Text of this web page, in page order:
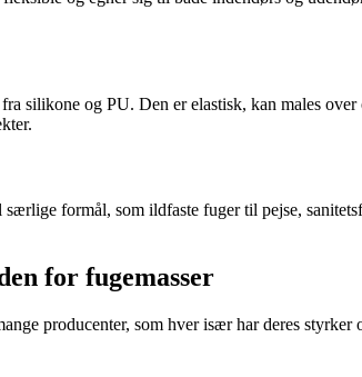
silikone og PU. Den er elastisk, kan males
formål, som ildfaste fuger til pejse,
for fugemasser
producenter, som hver især har deres styrker